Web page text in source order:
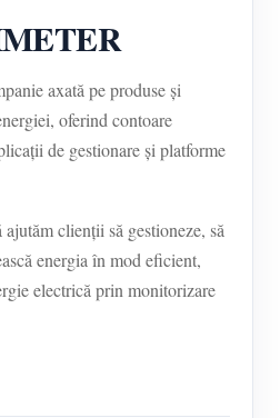
axată pe produse și
oferind contoare
de gestionare și platforme
clienții să gestioneze, să
energia în mod eficient,
electrică prin monitorizare